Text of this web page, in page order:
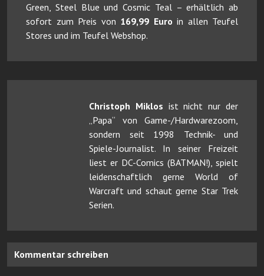
Green, Steel Blue und Cosmic Teal – erhältlich ab
sofort zum Preis von 169,99 Euro in allen Teufel
Stores und im Teufel Webshop.
Christoph Miklos ist nicht nur der
„Papa“ von Game-/Hardwarezoom,
sondern seit 1998 Technik- und
Spiele-Journalist. In seiner Freizeit
liest er DC-Comics (BATMAN!), spielt
leidenschaftlich gerne World of
Warcraft und schaut gerne Star Trek
Serien.
Kommentar schreiben